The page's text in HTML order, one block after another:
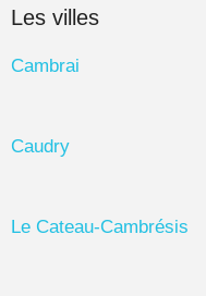
Les villes
Cambrai
Caudry
Le Cateau-Cambrésis